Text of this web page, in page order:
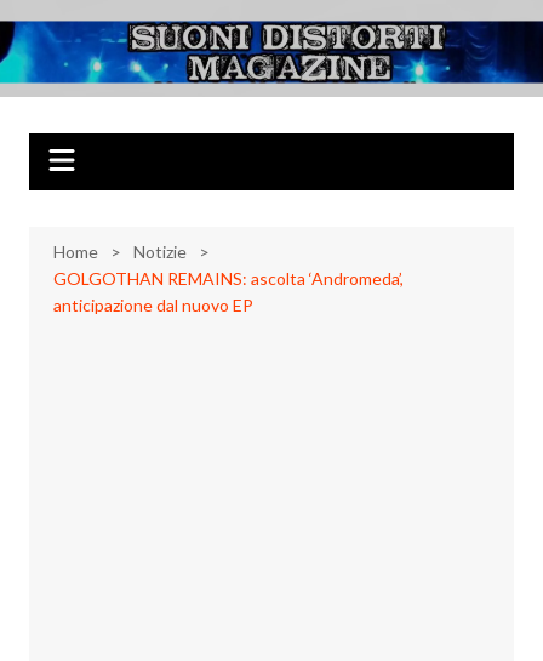
al
contenuto
Suoni Distorti
Magazine
Musica Rock, Metal, Punk e varie sonorità alternative
Home
Notizie
GOLGOTHAN REMAINS: ascolta ‘Andromeda’,
anticipazione dal nuovo EP